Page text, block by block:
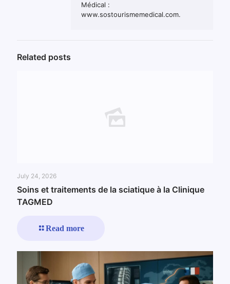
Médical :
www.sostourismemedical.com.
Related posts
July 24, 2026
Soins et traitements de la sciatique à la Clinique
TAGMED
Read more